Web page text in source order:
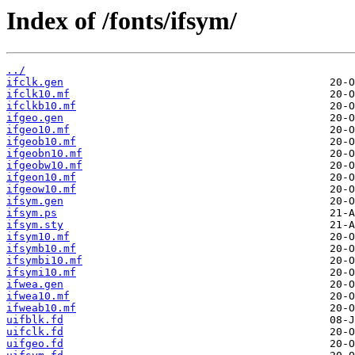
Index of /fonts/ifsym/
../
ifclk.gen
ifclk10.mf
ifclkb10.mf
ifgeo.gen
ifgeo10.mf
ifgeob10.mf
ifgeobn10.mf
ifgeobw10.mf
ifgeon10.mf
ifgeow10.mf
ifsym.gen
ifsym.ps
ifsym.sty
ifsym10.mf
ifsymb10.mf
ifsymbi10.mf
ifsymi10.mf
ifwea.gen
ifwea10.mf
ifweab10.mf
uifblk.fd
uifclk.fd
uifgeo.fd